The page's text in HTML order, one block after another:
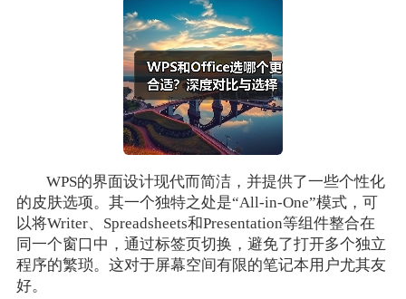
WPS的界面设计现代而简洁，并提供了一些个性化
的皮肤选项。其一个独特之处是“All-in-One”模式，可
以将Writer、Spreadsheets和Presentation等组件整合在
同一个窗口中，通过标签页切换，避免了打开多个独立
程序的繁琐。这对于屏幕空间有限的笔记本用户尤其友
好。